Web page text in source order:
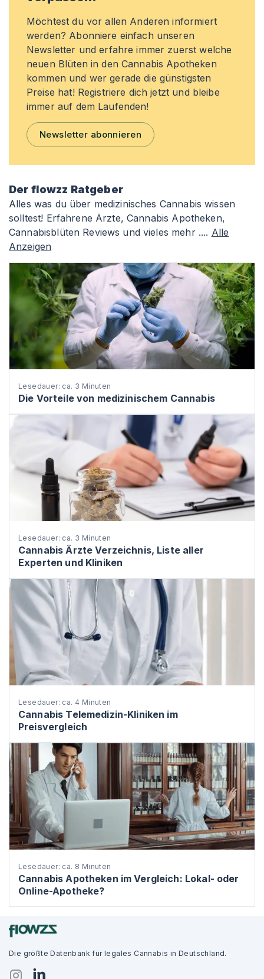
Möchtest du vor allen Anderen informiert
werden? Abonniere einfach unseren
Newsletter und erfahre immer zuerst welche
neuen Blüten in den Cannabis Apotheken
kommen und wer gerade die günstigsten
Preise hat! Registriere dich jetzt und bleibe
immer auf dem Laufenden!
Newsletter abonnieren
Der flowzz Ratgeber
Alles was du über medizinisches Cannabis wissen
solltest! Erfahrene Ärzte, Cannabis Apotheken,
Cannabisblüten Reviews und vieles mehr .... Alle
Anzeigen
Lesedauer: ca. 3 Minuten
Die Vorteile von medizinischem Cannabis
Lesedauer: ca. 3 Minuten
Cannabis Ärzte Verzeichnis, Liste aller
Experten und Kliniken
Lesedauer: ca. 4 Minuten
Cannabis Telemedizin-Kliniken im
Preisvergleich
Lesedauer: ca. 8 Minuten
Cannabis Apotheken im Vergleich: Lokal- oder
Online-Apotheke?
Die größte Datenbank für legales Cannabis in Deutschland.